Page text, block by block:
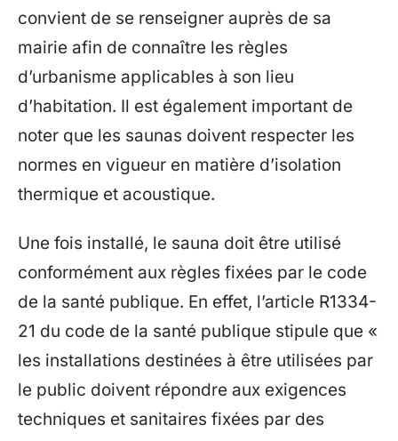
convient de se renseigner auprès de sa
mairie afin de connaître les règles
d’urbanisme applicables à son lieu
d’habitation. Il est également important de
noter que les saunas doivent respecter les
normes en vigueur en matière d’isolation
thermique et acoustique.
Une fois installé, le sauna doit être utilisé
conformément aux règles fixées par le code
de la santé publique. En effet, l’article R1334-
21 du code de la santé publique stipule que «
les installations destinées à être utilisées par
le public doivent répondre aux exigences
techniques et sanitaires fixées par des